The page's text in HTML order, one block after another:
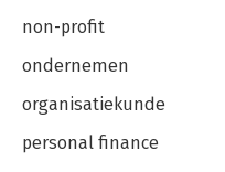
non-profit
ondernemen
organisatiekunde
personal finance